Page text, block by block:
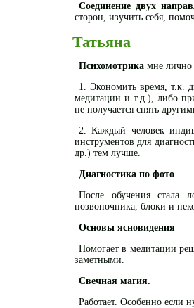
Соединение двух
сторон, изучить себя,
Татьяна
Психомотрика мне лично
1. Экономить время, т.к.
медитации и т.д.), либо
не получается снять
2. Каждый человек
инструментов для
др.) тем лучше.
Диагностика по фото
После обучения стала
позвоночника, блоки и
Основы ясновидения
Помогает в медитации
заметными.
Свечная магия.
Работает. Особенно если